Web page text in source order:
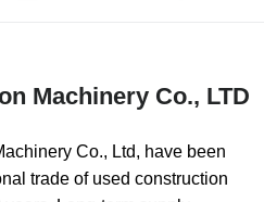
Machinery Co., LTD
Co., Ltd, have been
trade of used construction